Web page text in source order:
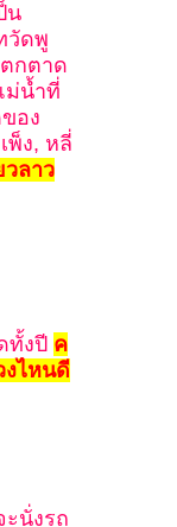
น
วัดพู
กตาด
ม่น้ำที่
อง
พ็ง, หลี่
วลาว
ทั้งปี ค
งไหนดี
ะนั่งรถ